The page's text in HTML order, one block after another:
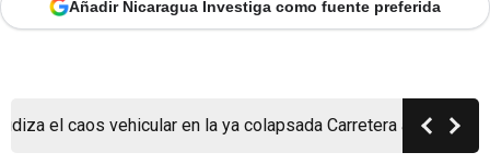
vehicular en la ya colapsada Carretera a Masaya
Añadir Nicaragua Investiga como fuente preferida